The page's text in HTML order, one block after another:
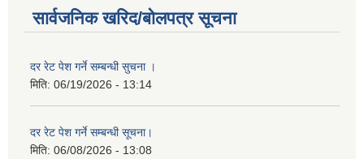
सार्वजनिक खरिद/बोलपत्र सूचना
दर रेट पेश गर्ने सम्बन्धी सुचना ।
मिति: 06/19/2026 - 13:14
दर रेट पेश गर्ने सम्बन्धी सूचना।
मिति: 06/08/2026 - 13:08